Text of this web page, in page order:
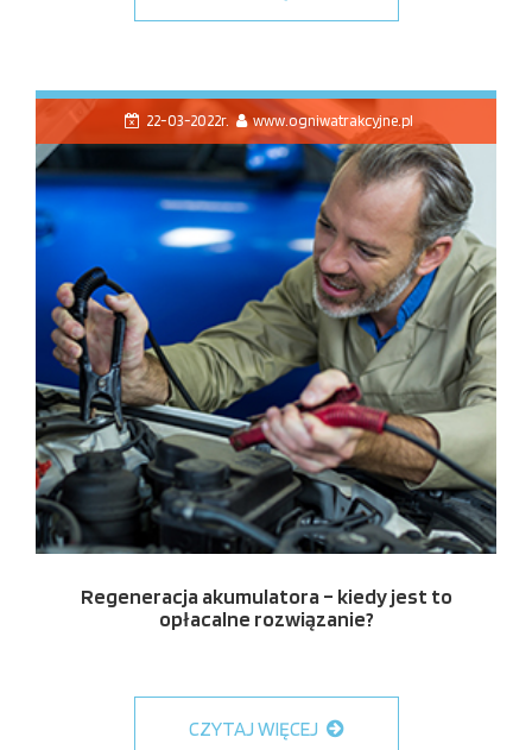
22-03-2022r. www.ogniwatrakcyjne.pl
Regeneracja akumulatora – kiedy jest to
opłacalne rozwiązanie?
CZYTAJ WIĘCEJ